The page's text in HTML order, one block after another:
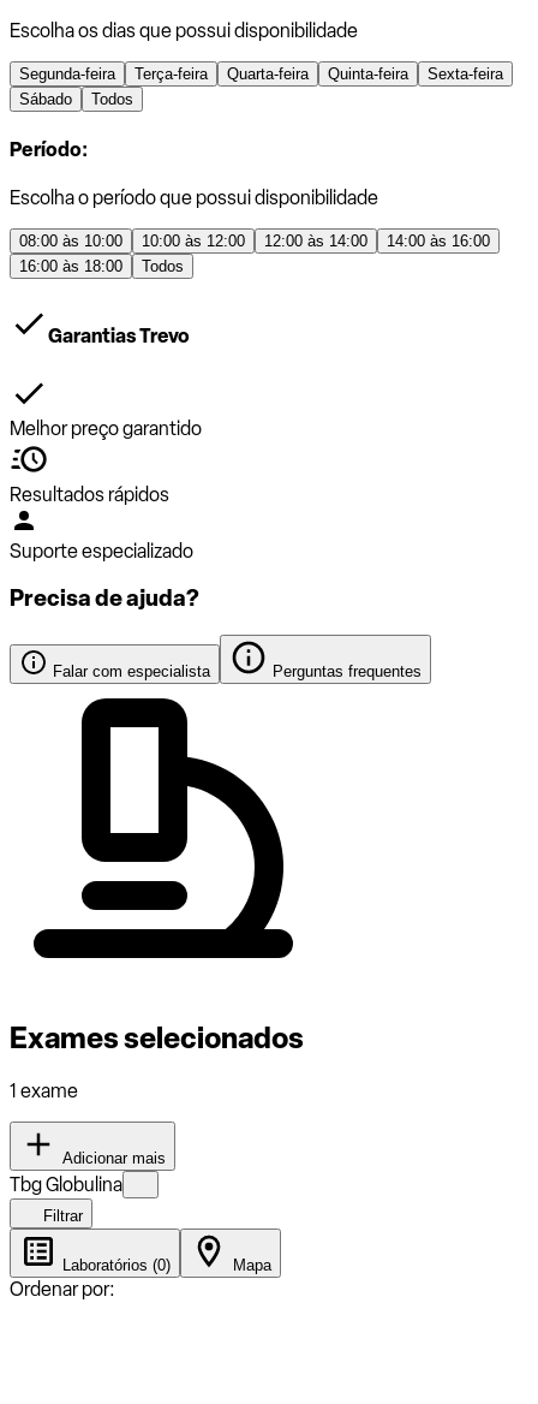
Escolha os dias que possui disponibilidade
Segunda-feira Terça-feira Quarta-feira Quinta-feira
Sexta-feira
Sábado
Todos
Período:
Escolha o período que possui disponibilidade
08:00 às 10:00 10:00 às 12:00 12:00 às 14:00
14:00 às 16:00
16:00 às 18:00
Todos
Garantias Trevo
Melhor preço garantido
Resultados rápidos
Suporte especializado
Precisa de ajuda?
Falar com especialista Perguntas frequentes
Exames selecionados
1 exame
Adicionar mais
Tbg Globulina
Filtrar
Laboratórios (0) Mapa
Ordenar por: